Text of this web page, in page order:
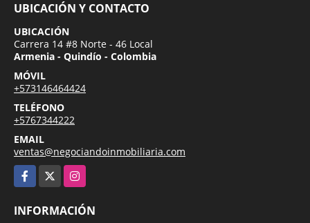
UBICACIÓN Y CONTACTO
UBICACIÓN
Carrera 14 #8 Norte - 46 Local
Armenia - Quindío - Colombia
MÓVIL
+573146464424
TELÉFONO
+5767344222
EMAIL
ventas@negociandoinmobiliaria.com
Facebook
Instagram
INFORMACIÓN